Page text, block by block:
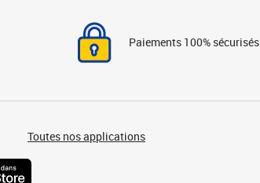
Paiements 100% sécurisés
Toutes nos applications